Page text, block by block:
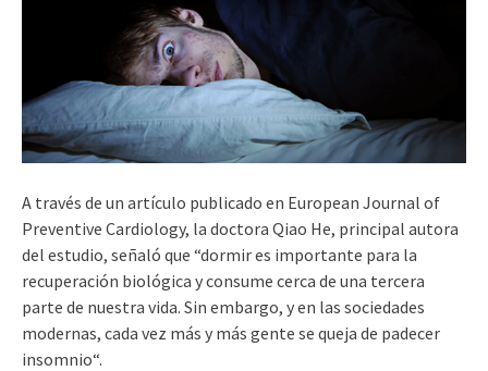
A través de un artículo publicado en European Journal of
Preventive Cardiology, la doctora Qiao He, principal autora
del estudio, señaló que “dormir es importante para la
recuperación biológica y consume cerca de una tercera
parte de nuestra vida. Sin embargo, y en las sociedades
modernas, cada vez más y más gente se queja de padecer
insomnio“.